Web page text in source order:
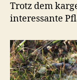
Trotz dem
interessante